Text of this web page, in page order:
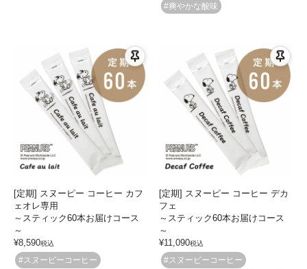
#爽やかな酸味
[定期] スヌーピー コーヒー カフ
ェオレ専用
～スティック60本お届けコース
～
¥8,590税込
#スヌーピーコーヒー
[定期] スヌーピー コーヒー デカ
フェ
～スティック60本お届けコース
～
¥11,090税込
#スヌーピーコーヒー